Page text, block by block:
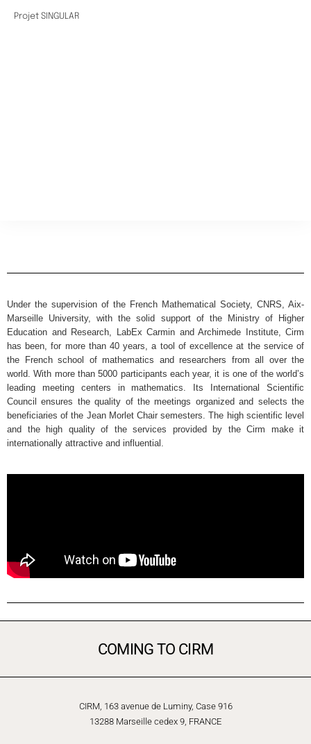
Projet SINGULAR
Under the supervision of the French Mathematical Society, CNRS, Aix-
Marseille University, with the solid support of the Ministry of Higher
Education and Research, LabEx Carmin and Archimede Institute, Cirm
has been, for more than 40 years, a tool of excellence at the service of
the French school of mathematics and researchers from all over the
world. With more than 5000 participants each year, it is one of the world’s
leading meeting centers in mathematics. Its International Scientific
Council ensures the quality of the meetings organized and selects the
beneficiaries of the Jean Morlet Chair semesters. The high scientific level
and the high quality of the services provided by the Cirm make it
internationally attractive and influential.
COMING TO CIRM
CIRM, 163 avenue de Luminy, Case 916
13288 Marseille cedex 9, FRANCE